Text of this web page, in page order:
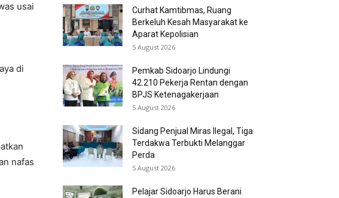
usai
di
nafas
Curhat Kamtibmas, Ruang
Berkeluh Kesah Masyarakat ke
Aparat Kepolisian
5 August 2026
Pemkab Sidoarjo Lindungi
42.210 Pekerja Rentan dengan
BPJS Ketenagakerjaan
5 August 2026
Sidang Penjual Miras Ilegal, Tiga
Terdakwa Terbukti Melanggar
Perda
5 August 2026
Pelajar Sidoarjo Harus Berani